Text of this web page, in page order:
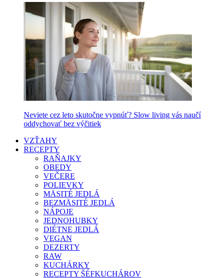
Neviete cez leto skutočne vypnúť? Slow living vás naučí
oddychovať bez výčitiek
VZŤAHY
RECEPTY
RAŇAJKY
OBEDY
VEČERE
POLIEVKY
MÄSITÉ JEDLÁ
BEZMÄSITÉ JEDLÁ
NÁPOJE
JEDNOHUBKY
DIÉTNE JEDLÁ
VEGAN
DEZERTY
RAW
KUCHÁRKY
RECEPTY ŠÉFKUCHÁROV